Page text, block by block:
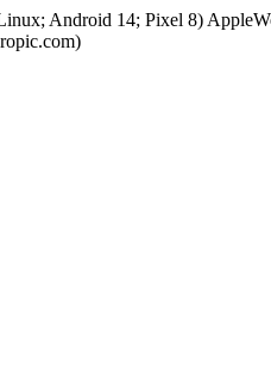
Android 14; Pixel 8)